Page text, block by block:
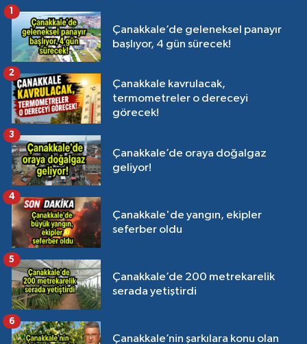
Çanakkale’de geleneksel panayır
başlıyor, 4 gün sürecek!
Çanakkale kavrulacak,
termometreler o dereceyi
görecek!
2
Çanakkale’de oraya doğalgaz
geliyor!
3
Çanakkale'de yangın, ekipler
seferber oldu
4
Çanakkale’de 200 metrekarelik
serada yetiştirdi
5
Çanakkale’nin şarkılara konu olan
6